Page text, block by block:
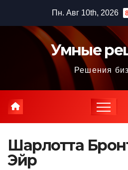
содержимому
Пн. Авг 10th, 2026
Умные
Решения
Шарлотта
Эйр